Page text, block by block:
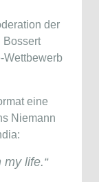
der
Bossert
Wettbewerb
eine
Niemann
my life.“